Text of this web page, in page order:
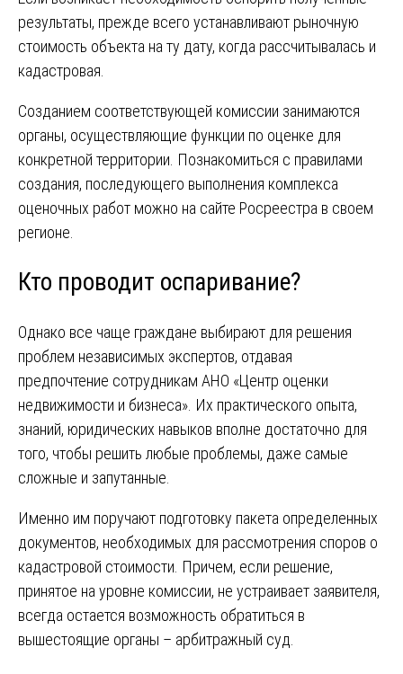
результаты, прежде всего устанавливают рыночную
стоимость объекта на ту дату, когда рассчитывалась и
кадастровая.
Созданием соответствующей комиссии занимаются
органы, осуществляющие функции по оценке для
конкретной территории. Познакомиться с правилами
создания, последующего выполнения комплекса
оценочных работ можно на сайте Росреестра в своем
регионе.
Кто проводит оспаривание?
Однако все чаще граждане выбирают для решения
проблем независимых экспертов, отдавая
предпочтение сотрудникам АНО «Центр оценки
недвижимости и бизнеса». Их практического опыта,
знаний, юридических навыков вполне достаточно для
того, чтобы решить любые проблемы, даже самые
сложные и запутанные.
Именно им поручают подготовку пакета определенных
документов, необходимых для рассмотрения споров о
кадастровой стоимости. Причем, если решение,
принятое на уровне комиссии, не устраивает заявителя,
всегда остается возможность обратиться в
вышестоящие органы – арбитражный суд.